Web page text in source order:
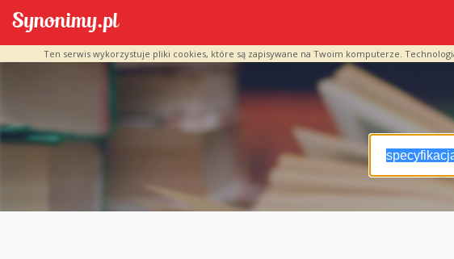
Ten serwis wykorzystuje pliki cookies, które są zapisywane na Twoim komputerze.